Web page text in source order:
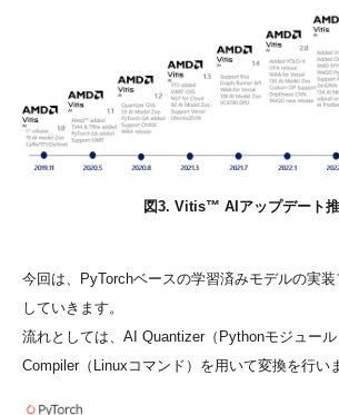
図3. Vitis™ AIアップデート
今回は、PyTorchベースの学習済みモデルの実
していきます。
流れとしては、AI Quantizer（Pythonモジュール
Compiler（Linuxコマンド）を用いて変換を行い